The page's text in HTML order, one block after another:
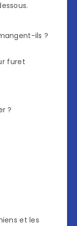
ils ?
furet
?
et les